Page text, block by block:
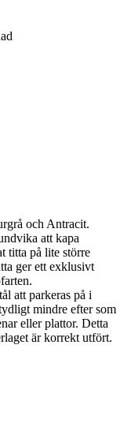
och Antracit.
att kapa
titta på lite större
ger ett exklusivt
att parkeras på i
mindre efter som
eller plattor. Detta
är korrekt utfört.